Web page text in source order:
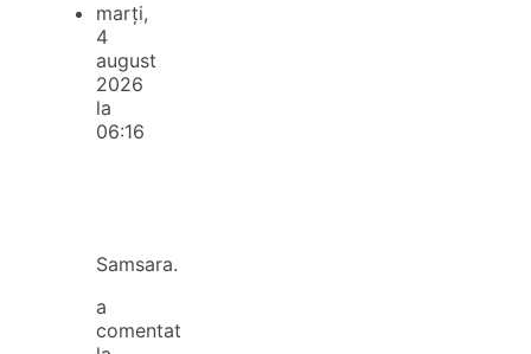
marți,
4
august
2026
la
06:16
Samsara.
a
comentat